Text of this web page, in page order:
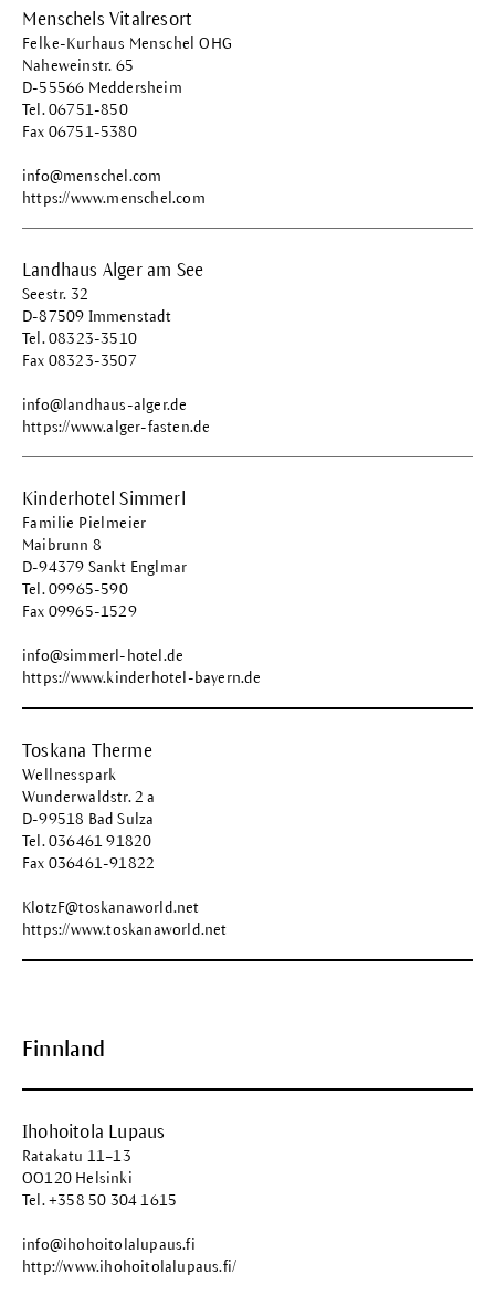
Menschels Vitalresort
Felke-Kurhaus Menschel OHG
Naheweinstr. 65
D-55566 Meddersheim
Tel. 06751-850
Fax 06751-5380
info@menschel.com
https://www.menschel.com
Landhaus Alger am See
Seestr. 32
D-87509 Immenstadt
Tel. 08323-3510
Fax 08323-3507
info@landhaus-alger.de
https://www.alger-fasten.de
Kinderhotel Simmerl
Familie Pielmeier
Maibrunn 8
D-94379 Sankt Englmar
Tel. 09965-590
Fax 09965-1529
info@simmerl-hotel.de
https://www.kinderhotel-bayern.de
Toskana Therme
Wellnesspark
Wunderwaldstr. 2 a
D-99518 Bad Sulza
Tel. 036461 91820
Fax 036461-91822
KlotzF@toskanaworld.net
https://www.toskanaworld.net
Finnland
Ihohoitola Lupaus
Ratakatu 11–13
OO120 Helsinki
Tel. +358 50 304 1615
info@ihohoitolalupaus.fi
http://www.ihohoitolalupaus.fi/